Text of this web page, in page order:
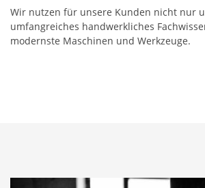
Wir nutzen für unsere Kunden nicht nur
umfangreiches handwerkliches
modernste Maschinen und Werkzeuge.